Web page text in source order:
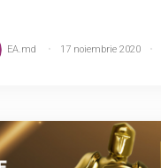
EA.md 17 noiembrie 2020